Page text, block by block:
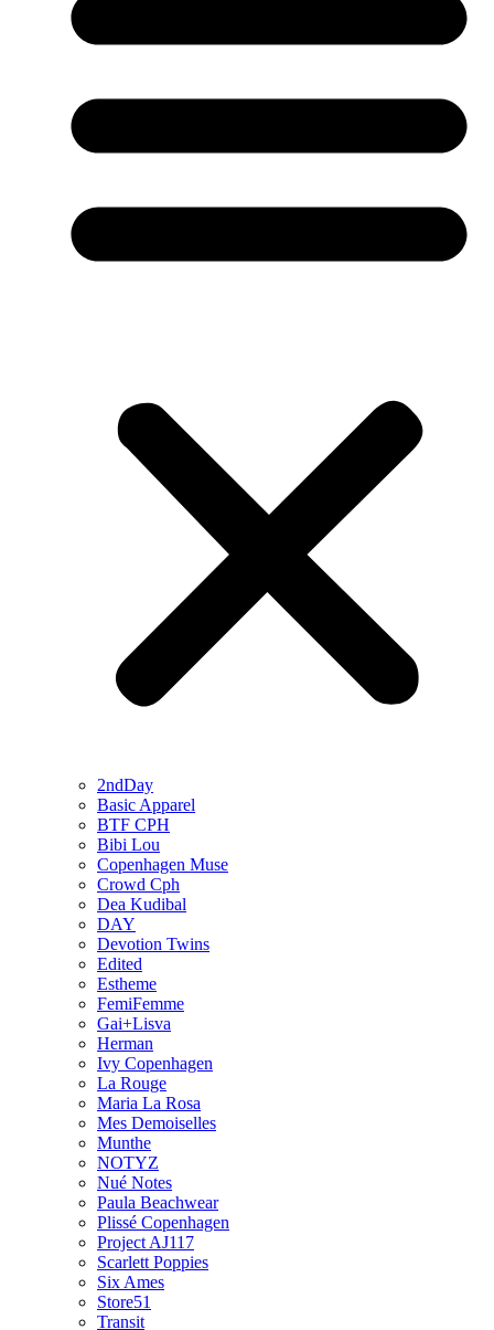
2ndDay
Basic Apparel
BTF CPH
Bibi Lou
Copenhagen Muse
Crowd Cph
Dea Kudibal
DAY
Devotion Twins
Edited
Estheme
FemiFemme
Gai+Lisva
Herman
Ivy Copenhagen
La Rouge
Maria La Rosa
Mes Demoiselles
Munthe
NOTYZ
Nué Notes
Paula Beachwear
Plissé Copenhagen
Project AJ117
Scarlett Poppies
Six Ames
Store51
Transit